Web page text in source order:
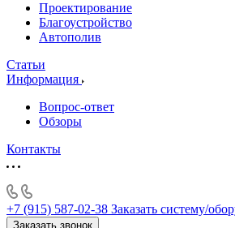
Проектирование
Благоустройство
Автополив
Статьи
Информация
Вопрос-ответ
Обзоры
Контакты
+7 (915) 587-02-38 Заказать систему/
Заказать звонок